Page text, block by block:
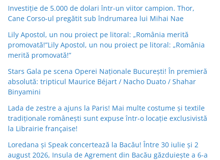
Investiție de 5.000 de dolari într-un viitor campion. Thor,
Cane Corso-ul pregătit sub îndrumarea lui Mihai Nae
Lily Apostol, un nou proiect pe litoral: „România merită
promovată!”Lily Apostol, un nou proiect pe litoral: „România
merită promovată!”
Stars Gala pe scena Operei Naționale București! În premieră
absolută: tripticul Maurice Béjart / Nacho Duato / Shahar
Binyamini
Lada de zestre a ajuns la Paris! Mai multe costume și textile
tradiționale românești sunt expuse într-o locație exclusivistă
la Librairie française!
Loredana și Speak concertează la Bacău! Între 30 iulie și 2
august 2026, Insula de Agrement din Bacău găzduiește a 6-a